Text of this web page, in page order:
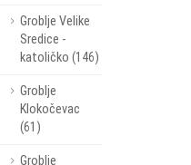
Groblje Velike
Sredice -
katoličko (146)
Groblje
Klokočevac
(61)
Groblje